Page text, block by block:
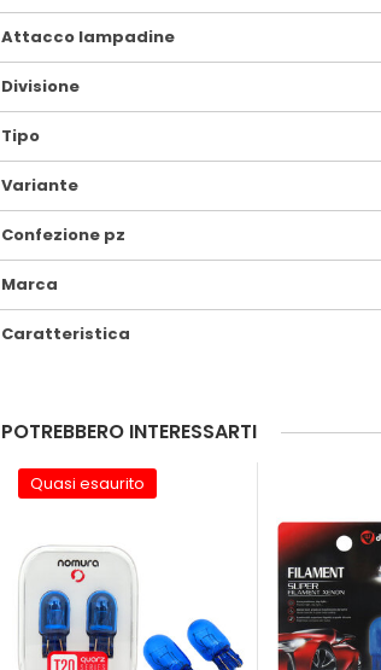
Attacco lampadine
Divisione
Tipo
Variante
Confezione pz
Marca
Caratteristica
POTREBBERO INTERESSARTI
Quasi esaurito